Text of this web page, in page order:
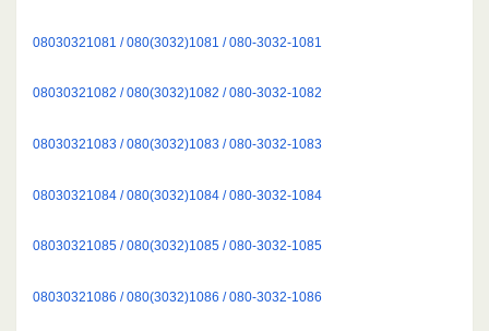
08030321081 / 080(3032)1081 / 080-3032-1081
08030321082 / 080(3032)1082 / 080-3032-1082
08030321083 / 080(3032)1083 / 080-3032-1083
08030321084 / 080(3032)1084 / 080-3032-1084
08030321085 / 080(3032)1085 / 080-3032-1085
08030321086 / 080(3032)1086 / 080-3032-1086